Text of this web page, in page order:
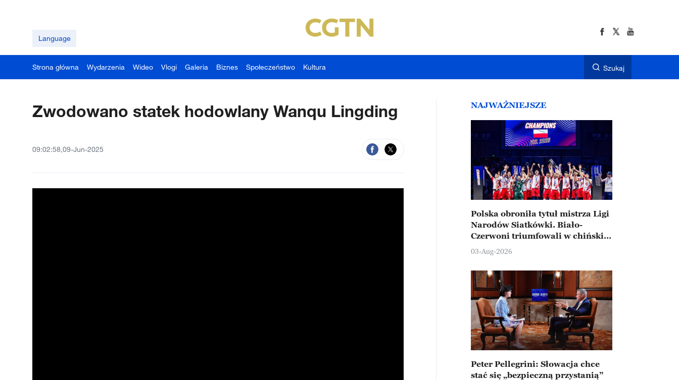
Language
Strona główna Wydarzenia Wideo Vlogi Galeria Biznes Społeczeństwo Kultura Szukaj
Zwodowano statek hodowlany Wanqu Lingding
09:02:58,09-Jun-2025
NAJWAŻNIEJSZE
Polska obroniła tytuł mistrza Ligi
Narodów Siatkówki. Biało-
Czerwoni triumfowali w chińskim
Ningbo
03-Aug-2026
Peter Pellegrini: Słowacja chce
stać się „bezpieczną przystanią”